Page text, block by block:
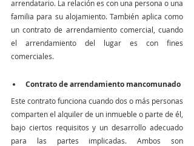
arrendatario. La relación es con una persona o una
familia para su alojamiento. También aplica como
un contrato de arrendamiento comercial, cuando
el arrendamiento del lugar es con fines
comerciales.
Contrato de arrendamiento mancomunado
Este contrato funciona cuando dos o más personas
comparten el alquiler de un inmueble o parte de él,
bajo ciertos requisitos y un desarrollo adecuado
para las partes implicadas. Ambos son